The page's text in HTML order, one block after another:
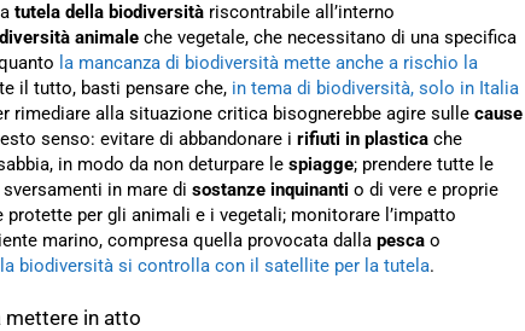
tutela della biodiversità riscontrabile all’interno
animale che vegetale, che necessitano di una specifica
la mancanza di biodiversità mette anche a rischio la
il tutto, basti pensare che, in tema di biodiversità, solo in Italia
rimediare alla situazione critica bisognerebbe agire sulle cause
senso: evitare di abbandonare i rifiuti in plastica che
in modo da non deturpare le spiagge; prendere tutte le
in mare di sostanze inquinanti o di vere e proprie
protette per gli animali e i vegetali; monitorare l’impatto
marino, compresa quella provocata dalla pesca o
biodiversità si controlla con il satellite per la tutela.
mettere in atto